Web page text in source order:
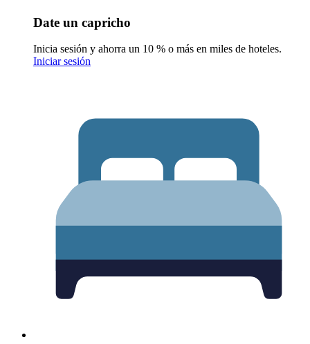
Date un capricho
Inicia sesión y ahorra un 10 % o más en miles de hoteles.
Iniciar sesión